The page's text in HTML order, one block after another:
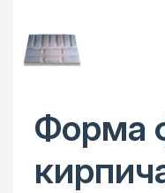
Форма